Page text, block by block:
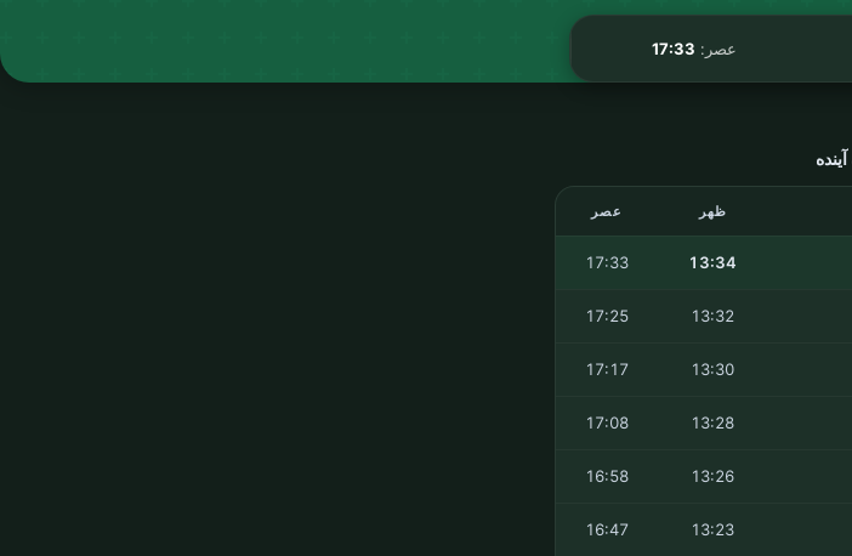
عصر: 17:33
ظهر عصر
13:34
17:33
13:32
17:25
13:30
17:17
13:28
17:08
13:26
16:58
13:23
16:47